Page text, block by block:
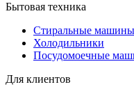
Бытовая техника
Стиральные машины
Холодильники
Посудомоечные
Для клиентов